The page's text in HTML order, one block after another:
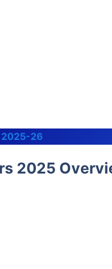
2025-26
2025